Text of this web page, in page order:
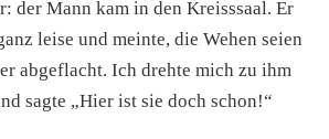
der Mann kam in den Kreisssaal. Er
leise und meinte, die Wehen seien
abgeflacht. Ich drehte mich zu ihm
sagte „Hier ist sie doch schon!“